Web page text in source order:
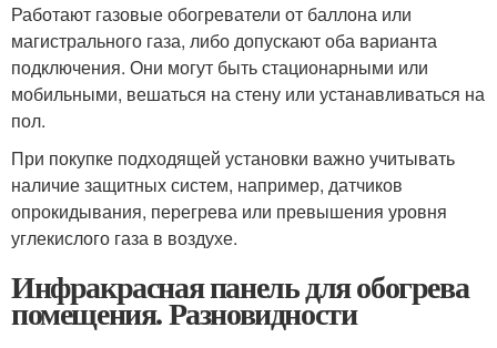
Работают газовые обогреватели от баллона или
магистрального газа, либо допускают оба варианта
подключения. Они могут быть стационарными или
мобильными, вешаться на стену или устанавливаться на
пол.
При покупке подходящей установки важно учитывать
наличие защитных систем, например, датчиков
опрокидывания, перегрева или превышения уровня
углекислого газа в воздухе.
Инфракрасная панель для обогрева
помещения. Разновидности